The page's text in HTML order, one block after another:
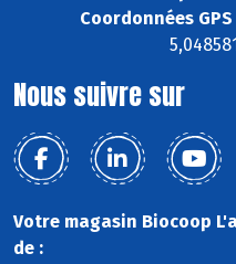
Coordonnées GPS
Nous suivre sur
Votre magasin Biocoop
de :